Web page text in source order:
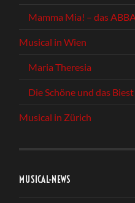
Mamma Mia! – das
Musical in Wien
Maria Theresia
Die Schöne und das Biest
Musical in Zürich
MUSICAL-NEWS